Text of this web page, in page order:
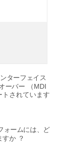
ターフェイス
ーバー （ MDI
トされています
ォームには、ど
すか ？